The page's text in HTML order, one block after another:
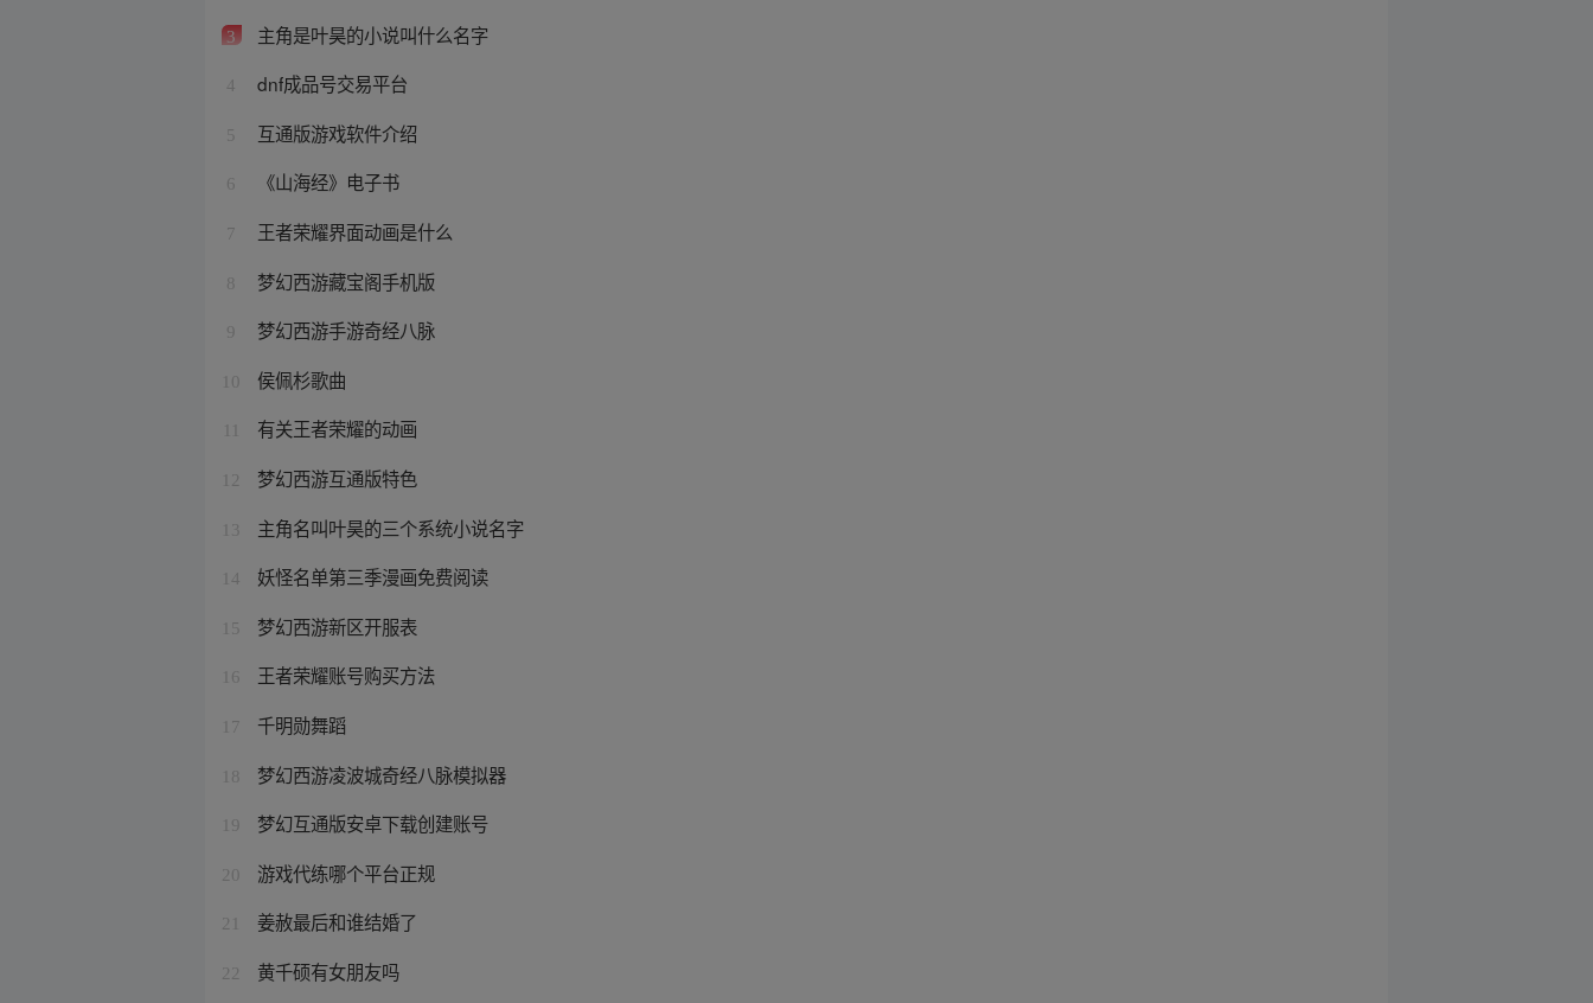
3 主角是叶昊的小说叫什么名字
4 dnf成品号交易平台
5 互通版游戏软件介绍
6 《山海经》电子书
7 王者荣耀界面动画是什么
8 梦幻西游藏宝阁手机版
9 梦幻西游手游奇经八脉
10 侯佩杉歌曲
有关王者荣耀的动画
12 梦幻西游互通版特色
13 主角名叫叶昊的三个系统小说名字
14 妖怪名单第三季漫画免费阅读
15 梦幻西游新区开服表
16 王者荣耀账号购买方法
17 千明勋舞蹈
18 梦幻西游凌波城奇经八脉模拟器
19 梦幻互通版安卓下载创建账号
20 游戏代练哪个平台正规
21 姜赦最后和谁结婚了
22 黄千硕有女朋友吗